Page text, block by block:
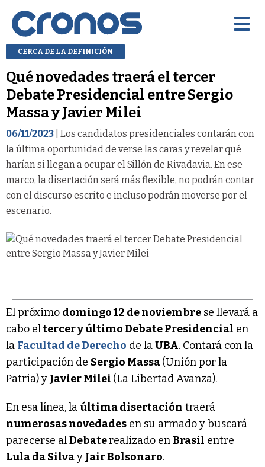
CERCA DE LA DEFINICIÓN
Qué novedades traerá el tercer
Debate Presidencial entre Sergio
Massa y Javier Milei
06/11/2023 | Los candidatos presidenciales contarán con
la última oportunidad de verse las caras y revelar qué
harían si llegan a ocupar el Sillón de Rivadavia. En ese
marco, la disertación será más flexible, no podrán contar
con el discurso escrito e incluso podrán moverse por el
escenario.
El próximo domingo 12 de noviembre se llevará a
cabo eltercer y último Debate Presidencial en
la Facultad de Derecho de laUBA. Contará con la
participación de Sergio Massa(Unión por la
Patria) y Javier Milei (La Libertad Avanza).
En esa línea, laúltima disertación traerá
numerosas novedades en su armado y buscará
parecerse alDebaterealizado enBrasil entre
Lula da Silvay Jair Bolsonaro.